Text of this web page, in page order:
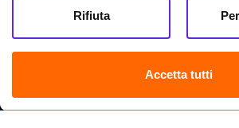
Accetta tutti
Rifiuta